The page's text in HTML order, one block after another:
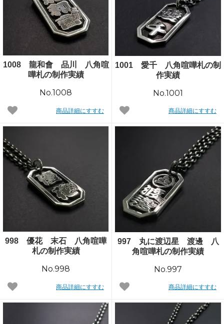
1008 龍和會 品川 八角喧
嘩札の制作実績
No.1008
商品詳細にすすむ
1001 愛千 八角喧嘩札の制
作実績
No.1001
商品詳細にすすむ
998 優花 末石 八角喧嘩
札の制作実績
No.998
商品詳細にすすむ
997 丸に渡辺星 渡邊 八
角喧嘩札の制作実績
No.997
商品詳細にすすむ